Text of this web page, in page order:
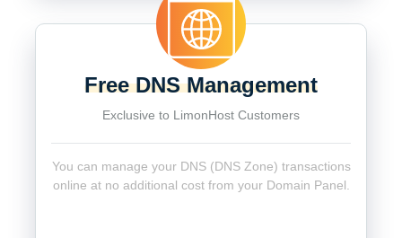
Free DNS Management
Exclusive to LimonHost Customers
You can manage your DNS (DNS Zone) transactions
online at no additional cost from your Domain Panel.